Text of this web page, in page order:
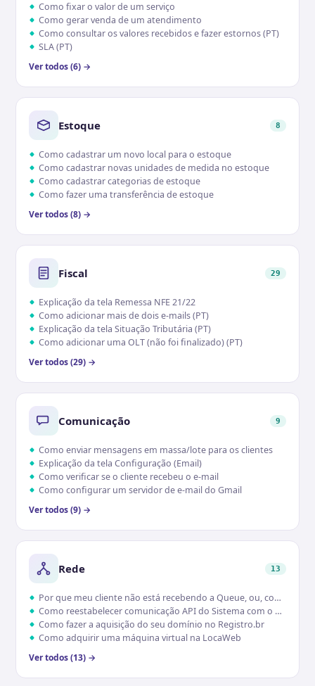
Como fixar o valor de um serviço
Como gerar venda de um atendimento
Como consultar os valores recebidos e fazer estornos (PT)
SLA (PT)
Ver todos (6) →
Estoque 8
Como cadastrar um novo local para o estoque
Como cadastrar novas unidades de medida no estoque
Como cadastrar categorias de estoque
Como fazer uma transferência de estoque
Ver todos (8) →
Fiscal 29
Explicação da tela Remessa NFE 21/22
Como adicionar mais de dois e-mails (PT)
Explicação da tela Situação Tributária (PT)
Como adicionar uma OLT (não foi finalizado) (PT)
Ver todos (29) →
Comunicação 9
Como enviar mensagens em massa/lote para os clientes
Explicação da tela Configuração (Email)
Como verificar se o cliente recebeu o e-mail
Como configurar um servidor de e-mail do Gmail
Ver todos (9) →
Rede 13
Por que meu cliente não está recebendo a Queue, ou, controle de banda
Como reestabelecer comunicação API do Sistema com o Concentrador
Como fazer a aquisição do seu domínio no Registro.br
Como adquirir uma máquina virtual na LocaWeb
Ver todos (13) →